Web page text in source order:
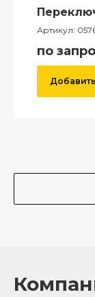
Артикул:
по
Добавить